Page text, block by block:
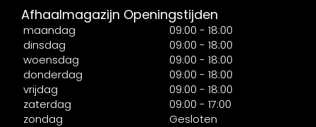
Afhaalmagazijn Openingstijden
maandag
09:00 - 18:00
dinsdag
09:00 - 18:00
woensdag
09:00 - 18:00
donderdag
09:00 - 18:00
vrijdag
09:00 - 18:00
zaterdag
09:00 - 17:00
zondag
Gesloten